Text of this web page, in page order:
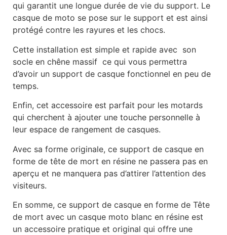
qui garantit une longue durée de vie du support. Le
casque de moto se pose sur le support et est ainsi
protégé contre les rayures et les chocs.
Cette installation est simple et rapide avec son
socle en chêne massif ce qui vous permettra
d’avoir un support de casque fonctionnel en peu de
temps.
Enfin, cet accessoire est parfait pour les motards
qui cherchent à ajouter une touche personnelle à
leur espace de rangement de casques.
Avec sa forme originale, ce support de casque en
forme de tête de mort en résine ne passera pas en
aperçu et ne manquera pas d’attirer l’attention des
visiteurs.
En somme, ce support de casque en forme de Tête
de mort avec un casque moto blanc en résine est
un accessoire pratique et original qui offre une